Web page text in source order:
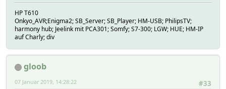
HP T610
Onkyo_AVR;Enigma2; SB_Server; SB_Player; HM-USB; PhilipsTV;
harmony hub; Jeelink mit PCA301; Somfy; S7-300; LGW; HUE; HM-IP
auf Charly; div
gloob
#33
07 Januar 2019, 14:28:22